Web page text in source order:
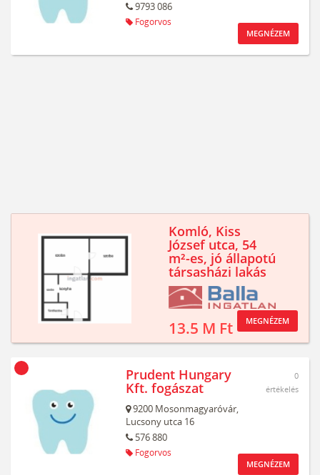
9793 086
Fogorvos
MEGNÉZEM
Komló, Kiss
József utca, 54
m²-es, jó állapotú
társasházi lakás
13.5 M Ft MEGNÉZEM
Prudent Hungary
Kft. fogászat
9200 Mosonmagyaróvár,
Lucsony utca 16
576 880
Fogorvos
0
értékelés
MEGNÉZEM